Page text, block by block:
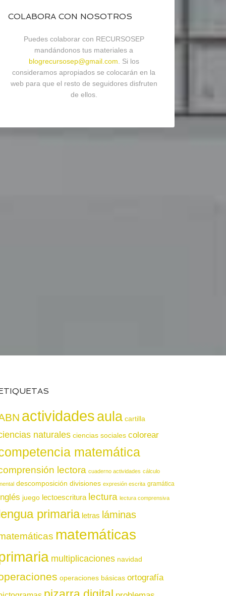
COLABORA CON NOSOTROS
Puedes colaborar con RECURSOSEP
mandándonos tus materiales a
blogrecursosep@gmail.com . Si los
consideramos apropiados se colocarán en la
web para que el resto de seguidores disfruten
de ellos.
actividadesaula cartilla
naturales ciencias sociales colorear
matemática
lectora cuaderno actividades cálculo
descomposición divisiones expresión escrita gramática
juego lectoescritura lectura lectura comprensiva
primaria letras láminas
matemáticas
multiplicaciones navidad
operaciones básicas ortografía